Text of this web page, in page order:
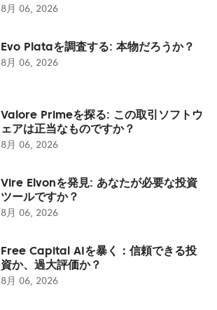
8月 06, 2026
Evo Plataを調査する: 本物だろうか？
8月 06, 2026
Valore Primeを探る: この取引ソフトウ
ェアは正当なものですか？
8月 06, 2026
Vire Elvonを発見: あなたが必要な投資
ツールですか？
8月 06, 2026
Free Capital AIを暴く：信頼できる投
資か、過大評価か？
8月 06, 2026